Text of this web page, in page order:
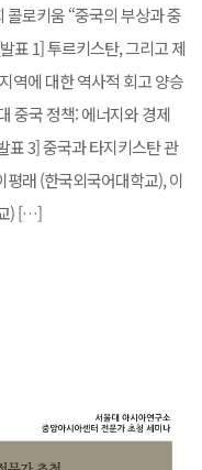
로키움 “중국의 부상과 중
표 1] 투르키스탄, 그리고 제
역에 대한 역사적 회고 양승
중국 정책: 에너지와 경제
표 3] 중국과 타지키스탄 관
평래 (한국외국어대학교), 이
) […]